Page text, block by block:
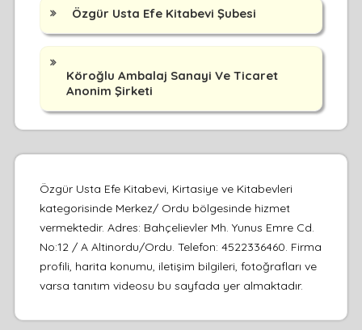
Özgür Usta Efe Kitabevi Şubesi
Köroğlu Ambalaj Sanayi Ve Ticaret
Anonim Şirketi
Özgür Usta Efe Kitabevi, Kirtasiye ve Kitabevleri
kategorisinde Merkez/ Ordu bölgesinde hizmet
vermektedir. Adres: Bahçelievler Mh. Yunus Emre Cd.
No:12 / A Altinordu/Ordu. Telefon: 4522336460. Firma
profili, harita konumu, iletişim bilgileri, fotoğrafları ve
varsa tanıtım videosu bu sayfada yer almaktadır.